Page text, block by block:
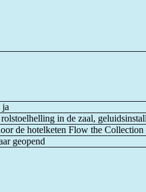
ja
in de zaal,
de hotelketen Flow the Collection
geopend